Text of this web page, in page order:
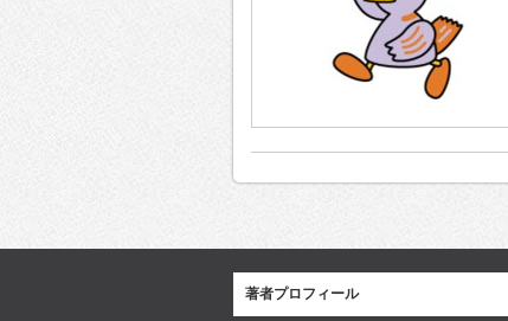
著者プロフィール